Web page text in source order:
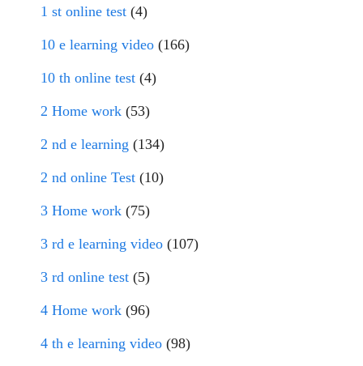
1 st online test (4)
10 e learning video (166)
10 th online test (4)
2 Home work (53)
2 nd e learning (134)
2 nd online Test (10)
3 Home work (75)
3 rd e learning video (107)
3 rd online test (5)
4 Home work (96)
4 th e learning video (98)